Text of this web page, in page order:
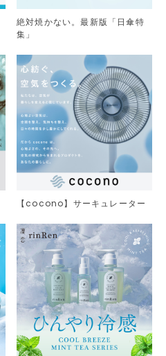
絶対焼かない。最新版「日傘特
集」
【cocono】サーキュレーター